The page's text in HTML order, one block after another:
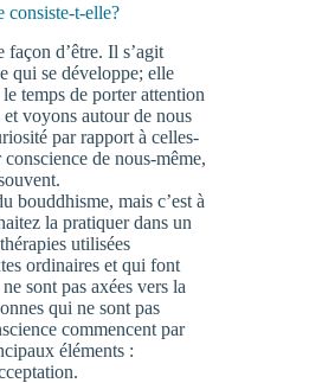
consiste-t-elle?
façon d’être. Il s’agit
qui se développe; elle
temps de porter attention
voyons autour de nous
par rapport à celles-
de nous-même,
bouddhisme, mais c’est à
la pratiquer dans un
utilisées
ordinaires et qui font
sont pas axées vers la
qui ne sont pas
commencent par
éléments :